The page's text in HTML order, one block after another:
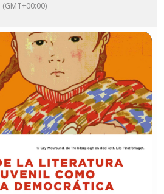
(GMT+00:00)